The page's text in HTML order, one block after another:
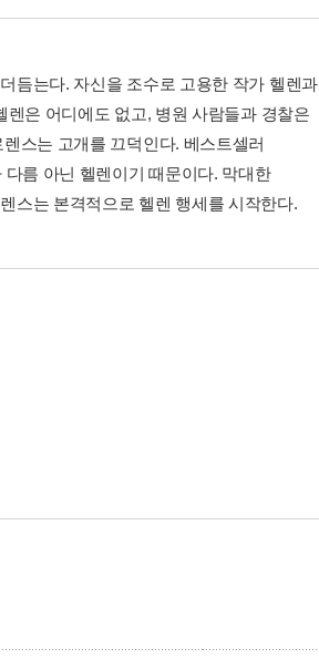
듬는다. 자신을 조수로 고용한 작가 헬렌과
은 어디에도 없고, 병원 사람들과 경찰은
스는 고개를 끄덕인다. 베스트셀러
다름 아닌 헬렌이기 때문이다. 막대한
스는 본격적으로 헬렌 행세를 시작한다.